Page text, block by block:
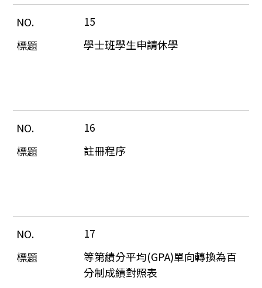
15
學士班學生申請休學
16
註冊程序
17
等第績分平均(GPA)單向轉換為百
分制成績對照表